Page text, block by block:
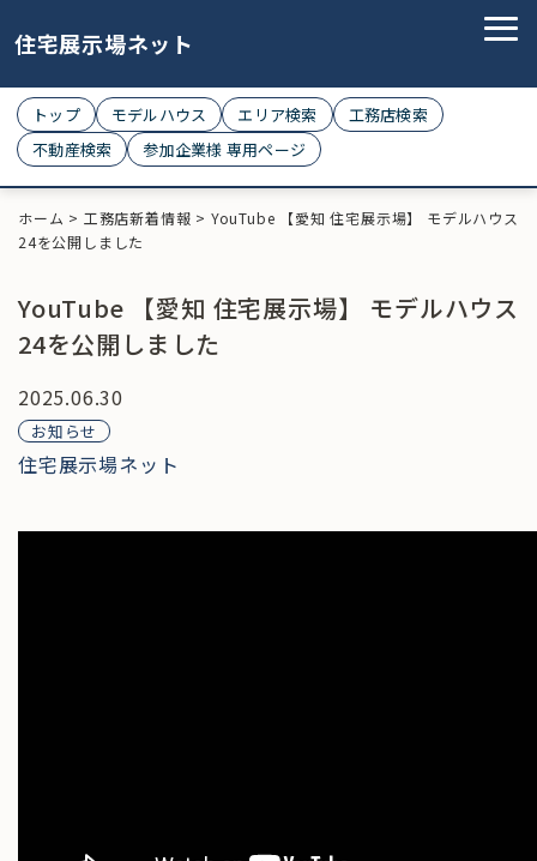
住宅展示場ネット
トップ モデルハウス エリア検索
工務店検索
不動産検索
参加企業様 専用ページ
ホーム > 工務店新着情報 > YouTube 【愛知 住宅展示場】 モデルハウス
24を公開しました
YouTube 【愛知 住宅展示場】 モデルハウス
24を公開しました
2025.06.30
お知らせ
住宅展示場ネット